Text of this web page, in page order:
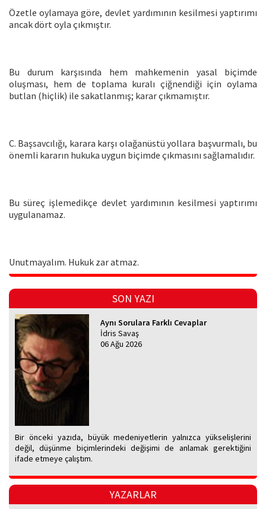
Özetle oylamaya göre, devlet yardımının kesilmesi yaptırımı
ancak dört oyla çıkmıştır.
Bu durum karşısında hem mahkemenin yasal biçimde
oluşması, hem de toplama kuralı çiğnendiği için oylama
butlan (hiçlik) ile sakatlanmış; karar çıkmamıştır.
C. Başsavcılığı, karara karşı olağanüstü yollara başvurmalı, bu
önemli kararın hukuka uygun biçimde çıkmasını sağlamalıdır.
Bu süreç işlemedikçe devlet yardımının kesilmesi yaptırımı
uygulanamaz.
Unutmayalım. Hukuk zar atmaz.
SON YAZI
Aynı Sorulara Farklı Cevaplar
İdris Savaş
06 Ağu 2026
Bir önceki yazıda, büyük medeniyetlerin yalnızca yükselişlerini
değil, düşünme biçimlerindeki değişimi de anlamak gerektiğini
ifade etmeye çalıştım.
YAZARLAR